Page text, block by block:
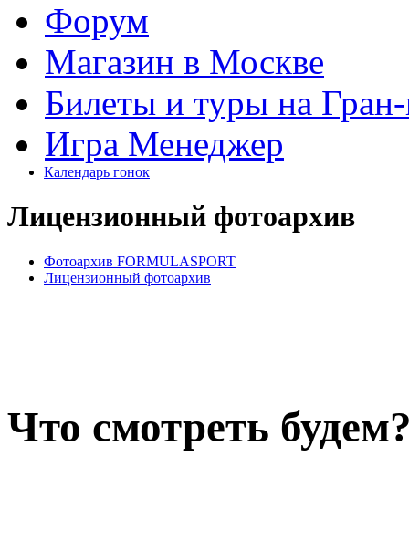
Форум
Магазин в Москве
Билеты и туры на
Игра Менеджер
Календарь гонок
Лицензионный фотоархив
Фотоархив FORMULASPORT
Лицензионный фотоархив
Что смотреть